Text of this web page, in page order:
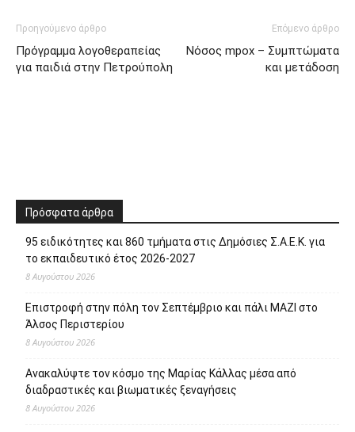
Προηγούμενο άρθρο
Πρόγραμμα λογοθεραπείας
για παιδιά στην Πετρούπολη
Επόμενο άρθρο
Νόσος mpox – Συμπτώματα
και μετάδοση
Πρόσφατα άρθρα
95 ειδικότητες και 860 τμήματα στις Δημόσιες Σ.Α.Ε.Κ. για
το εκπαιδευτικό έτος 2026-2027
8 Αυγούστου 2026
Επιστροφή στην πόλη τον Σεπτέμβριο και πάλι ΜΑΖΙ στο
Άλσος Περιστερίου
8 Αυγούστου 2026
Ανακαλύψτε τον κόσμο της Μαρίας Κάλλας μέσα από
διαδραστικές και βιωματικές ξεναγήσεις
8 Αυγούστου 2026